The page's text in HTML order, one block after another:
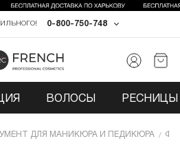
0-800-750-748
ВОЛОСЫ РЕСНИЦЫ
ДЛЯ МАНИКЮРА И ПЕДИКЮРА